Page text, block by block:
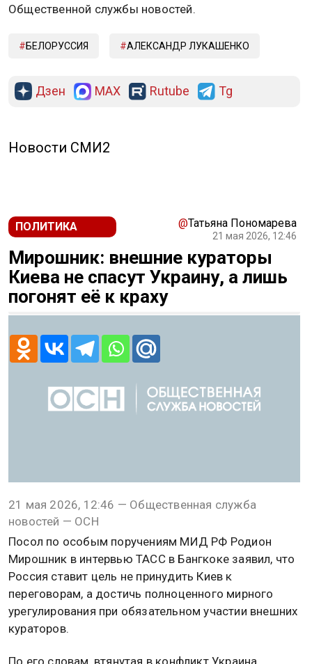
Общественной службы новостей.
БЕЛОРУССИЯ АЛЕКСАНДР ЛУКАШЕНКО
Дзен MAX Rutube Tg
Новости СМИ2
ПОЛИТИКА @Татьяна Пономарева
21 мая 2026, 12:46
Мирошник: внешние кураторы
Киева не спасут Украину, а лишь
погонят её к краху
21 мая 2026, 12:46 — Общественная служба
новостей — ОСН
Посол по особым поручениям МИД РФ Родион
Мирошник в интервью ТАСС в Бангкоке заявил, что
Россия ставит цель не принудить Киев к
переговорам, а достичь полноценного мирного
урегулирования при обязательном участии внешних
кураторов.